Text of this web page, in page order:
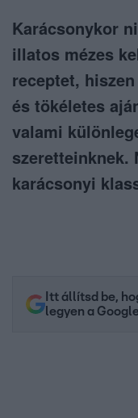
Karácsonykor
illatos mézes
receptet,
és tökéletes
valami
szeretteinknek.
karácsonyi
Itt állítsd be,
legyen a